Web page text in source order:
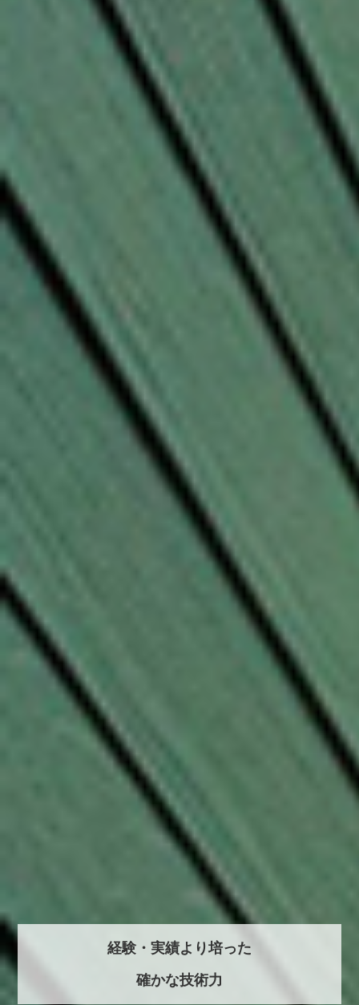
経験・実績より培った
確かな技術力